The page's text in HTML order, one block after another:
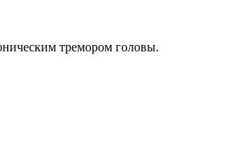
тремором головы.